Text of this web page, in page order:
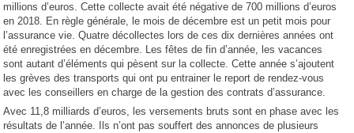
millions d’euros. Cette collecte avait été négative de 700 millions d’euros
en 2018. En règle générale, le mois de décembre est un petit mois pour
l’assurance vie. Quatre décollectes lors de ces dix dernières années ont
été enregistrées en décembre. Les fêtes de fin d’année, les vacances
sont autant d’éléments qui pèsent sur la collecte. Cette année s’ajoutent
les grèves des transports qui ont pu entrainer le report de rendez-vous
avec les conseillers en charge de la gestion des contrats d’assurance.
Avec 11,8 milliards d’euros, les versements bruts sont en phase avec les
résultats de l’année. Ils n’ont pas souffert des annonces de plusieurs